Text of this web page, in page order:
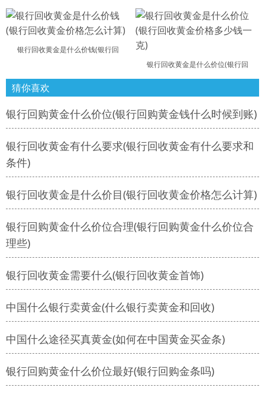
银行回收黄金是什么价钱(银行回
银行回收黄金是什么价位(银行回
猜你喜欢
银行回购黄金什么价位(银行回购黄金钱什么时候到账)
银行回收黄金有什么要求(银行回收黄金有什么要求和
条件)
银行回收黄金是什么价目(银行回收黄金价格怎么计算)
银行回购黄金什么价位合理(银行回购黄金什么价位合
理些)
银行回收黄金需要什么(银行回收黄金首饰)
中国什么银行卖黄金(什么银行卖黄金和回收)
中国什么途径买真黄金(如何在中国黄金买金条)
银行回购黄金什么价位最好(银行回购金条吗)